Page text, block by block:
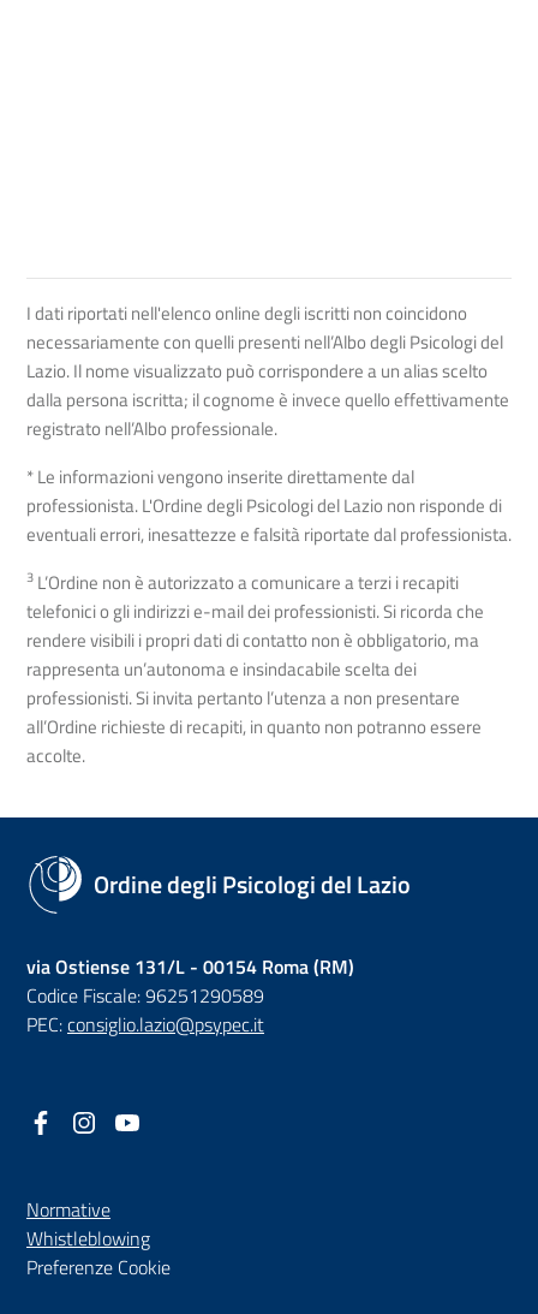
I dati riportati nell'elenco online degli iscritti non coincidono
necessariamente con quelli presenti nell’Albo degli Psicologi del
Lazio. Il nome visualizzato può corrispondere a un alias scelto
dalla persona iscritta; il cognome è invece quello effettivamente
registrato nell’Albo professionale.
* Le informazioni vengono inserite direttamente dal
professionista. L'Ordine degli Psicologi del Lazio non risponde di
eventuali errori, inesattezze e falsità riportate dal professionista.
3 L’Ordine non è autorizzato a comunicare a terzi i recapiti
telefonici o gli indirizzi e-mail dei professionisti. Si ricorda che
rendere visibili i propri dati di contatto non è obbligatorio, ma
rappresenta un’autonoma e insindacabile scelta dei
professionisti. Si invita pertanto l’utenza a non presentare
all’Ordine richieste di recapiti, in quanto non potranno essere
accolte.
Ordine degli Psicologi del Lazio
via Ostiense 131/L - 00154 Roma (RM)
Codice Fiscale: 96251290589
PEC:consiglio.lazio@psypec.it
Facebook
(nuova scheda - new tab)
Instagram
(nuova scheda - new tab)
Normative
Whistleblowing(nuova scheda - new tab)
Preferenze Cookie